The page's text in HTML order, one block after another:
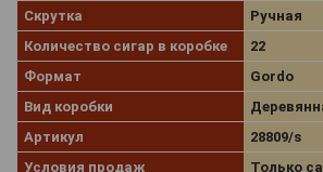
Скрутка
Ручная
Количество сигар в коробке
22
Формат
Gordo
Вид коробки
Артикул
28809/s
Условия продаж
Только